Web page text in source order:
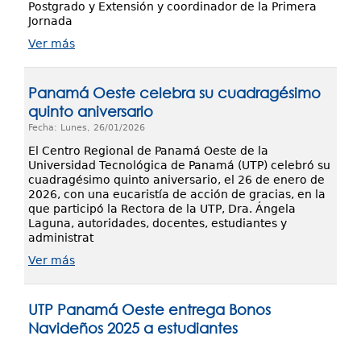
Postgrado y Extensión y coordinador de la Primera
Jornada
Ver más
Panamá Oeste celebra su cuadragésimo
quinto aniversario
Fecha: Lunes, 26/01/2026
El Centro Regional de Panamá Oeste de la
Universidad Tecnológica de Panamá (UTP) celebró su
cuadragésimo quinto aniversario, el 26 de enero de
2026, con una eucaristía de acción de gracias, en la
que participó la Rectora de la UTP, Dra. Ángela
Laguna, autoridades, docentes, estudiantes y
administrat
Ver más
UTP Panamá Oeste entrega Bonos
Navideños 2025 a estudiantes